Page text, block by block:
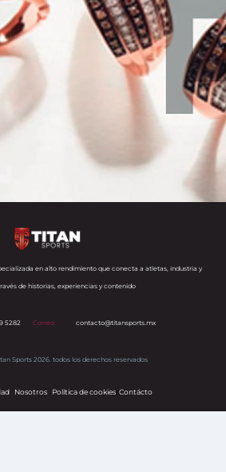
en alto rendimiento que conecta a atletas, industria y
de historias, experiencias y contenido
5282 Correo: contacto@titansports.mx
Sports 2026. todos los derechos reservados
Nosotros Política de cookiess Contácto